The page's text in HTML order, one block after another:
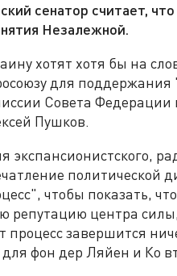
сенатор считает,
Незалежной.
хотят хотя бы на
для поддержания
Совета
Пушков.
экспансионистского,
политической
чтобы показать,
репутацию центра
процесс завершится
для фон дер Ляйен и Ко